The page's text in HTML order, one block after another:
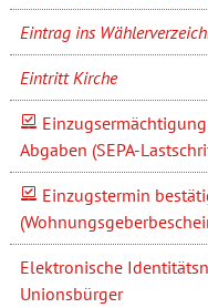
Eintrag ins
Eintritt Kirche
Abgaben (SEPA-
Einzugstermin
Elektronische
Unionsbürger